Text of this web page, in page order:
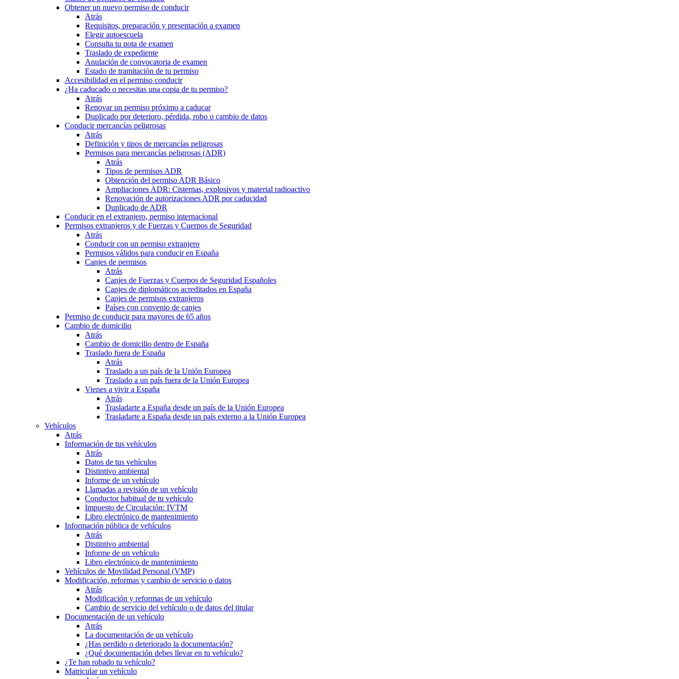
Obtener un nuevo permiso de conducir
Atrás
Requisitos, preparación y presentación a examen
Elegir autoescuela
Consulta tu nota de examen
Traslado de expediente
Anulación de convocatoria de examen
Estado de tramitación de tu permiso
Accesibilidad en el permiso conducir
¿Ha caducado o necesitas una copia de tu permiso?
Atrás
Renovar un permiso próximo a caducar
Duplicado por deterioro, pérdida, robo o cambio de datos
Conducir mercancías peligrosas
Atrás
Definición y tipos de mercancías peligrosas
Permisos para mercancías peligrosas (ADR)
Atrás
Tipos de permisos ADR
Obtención del permiso ADR Básico
Ampliaciones ADR: Cisternas, explosivos y material radioactivo
Renovación de autorizaciones ADR por caducidad
Duplicado de ADR
Conducir en el extranjero, permiso internacional
Permisos extranjeros y de Fuerzas y Cuerpos de Seguridad
Atrás
Conducir con un permiso extranjero
Permisos válidos para conducir en España
Canjes de permisos
Atrás
Canjes de Fuerzas y Cuerpos de Seguridad Españoles
Canjes de diplomáticos acreditados en España
Canjes de permisos extranjeros
Países con convenio de canjes
Permiso de conducir para mayores de 65 años
Cambio de domicilio
Atrás
Cambio de domicilio dentro de España
Traslado fuera de España
Atrás
Traslado a un país de la Unión Europea
Traslado a un país fuera de la Unión Europea
Vienes a vivir a España
Atrás
Trasladarte a España desde un país de la Unión Europea
Trasladarte a España desde un país externo a la Unión Europea
Vehículos
Atrás
Información de tus vehículos
Atrás
Datos de tus vehículos
Distintivo ambiental
Informe de un vehículo
Llamadas a revisión de un vehículo
Conductor habitual de tu vehículo
Impuesto de Circulación: IVTM
Libro electrónico de mantenimiento
Información pública de vehículos
Atrás
Distintivo ambiental
Informe de un vehículo
Libro electrónico de mantenimiento
Vehículos de Movilidad Personal (VMP)
Modificación, reformas y cambio de servicio o datos
Atrás
Modificación y reformas de un vehículo
Cambio de servicio del vehículo o de datos del titular
Documentación de un vehículo
Atrás
La documentación de un vehículo
¿Has perdido o deteriorado la documentación?
¿Qué documentación debes llevar en tu vehículo?
¿Te han robado tu vehículo?
Matricular un vehículo